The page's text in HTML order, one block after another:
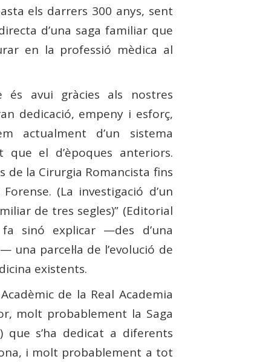
els darrers 300 anys, sent
d’una saga familiar que
en la professió mèdica al
és avui gràcies als nostres
dedicació, empeny i esforç,
actualment d’un sistema
el d’èpoques anteriors.
de la Cirurgia Romancista fins
(La investigació d’un
de tres segles)” (Editorial
sinó explicar —des d’una
parcel·la de l’evolució de
existents.
de la Real Academia
molt probablement la Saga
que s’ha dedicat a diferents
i molt probablement a tot